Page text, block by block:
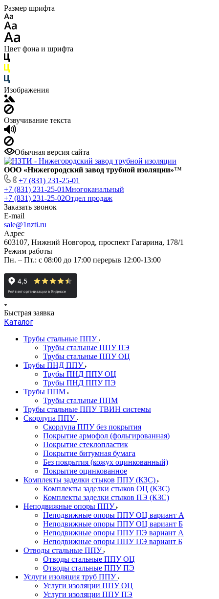
Размер шрифта
Цвет фона и шрифта
Изображения
Озвучивание текста
Обычная версия сайта
ООО «Нижегородский завод трубной изоляции»™
+7 (831) 231-25-01
+7 (831) 231-25-01Многоканальный
+7 (831) 231-25-02Отдел продаж
Заказать звонок
E-mail
sale@1nzti.ru
Адрес
603107, Нижний Новгород, проспект Гагарина, 178/1
Режим работы
Пн. – Пт.: с 08:00 до 17:00 перерыв 12:00-13:00
Быстрая заявка
Каталог
Трубы стальные ППУ
Трубы стальные ППУ ПЭ
Трубы стальные ППУ ОЦ
Трубы ПНД ППУ
Трубы ПНД ППУ ОЦ
Трубы ПНД ППУ ПЭ
Трубы ППМ
Трубы стальные ППМ
Трубы стальные ППУ ТВИН системы
Скорлупа ППУ
Скорлупа ППУ без покрытия
Покрытие армофол (фольгированная)
Покрытие стеклопластик
Покрытие битумная бумага
Без покрытия (кожух оцинкованный)
Покрытие оцинкованное
Комплекты заделки стыков ППУ (КЗС)
Комплекты заделки стыков ОЦ (КЗС)
Комплекты заделки стыков ПЭ (КЗС)
Неподвижные опоры ППУ
Неподвижные опоры ППУ ОЦ вариант А
Неподвижные опоры ППУ ОЦ вариант Б
Неподвижные опоры ППУ ПЭ вариант А
Неподвижные опоры ППУ ПЭ вариант Б
Отводы стальные ППУ
Отводы стальные ППУ ОЦ
Отводы стальные ППУ ПЭ
Услуги изоляция труб ППУ
Услуги изоляции ППУ ОЦ
Услуги изоляции ППУ ПЭ